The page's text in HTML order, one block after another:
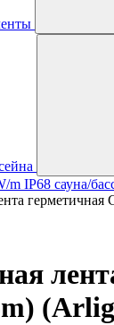
m IP68 сауна/